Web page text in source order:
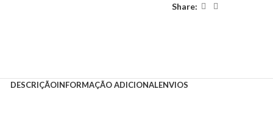
Share:
DESCRIÇÃOINFORMAÇÃO ADICIONALENVIOS